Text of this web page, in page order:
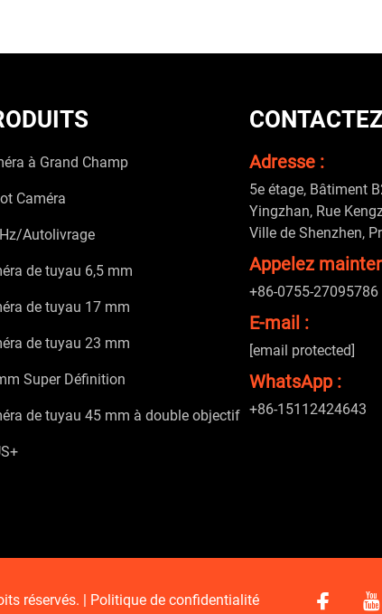
à Grand Champ
Caméra
Autolivrage
de tuyau 6,5 mm
de tuyau 17 mm
de tuyau 23 mm
Super Définition
de tuyau 45 mm à double objectif
Adresse :
5e étage, Bâtiment
Yingzhan, Rue
Ville de Shenzhen,
Appelez
+86-0755-27095786
E-mail :
[email protected]
WhatsApp :
+86-15112424643
réservés. | Politique de confidentialité